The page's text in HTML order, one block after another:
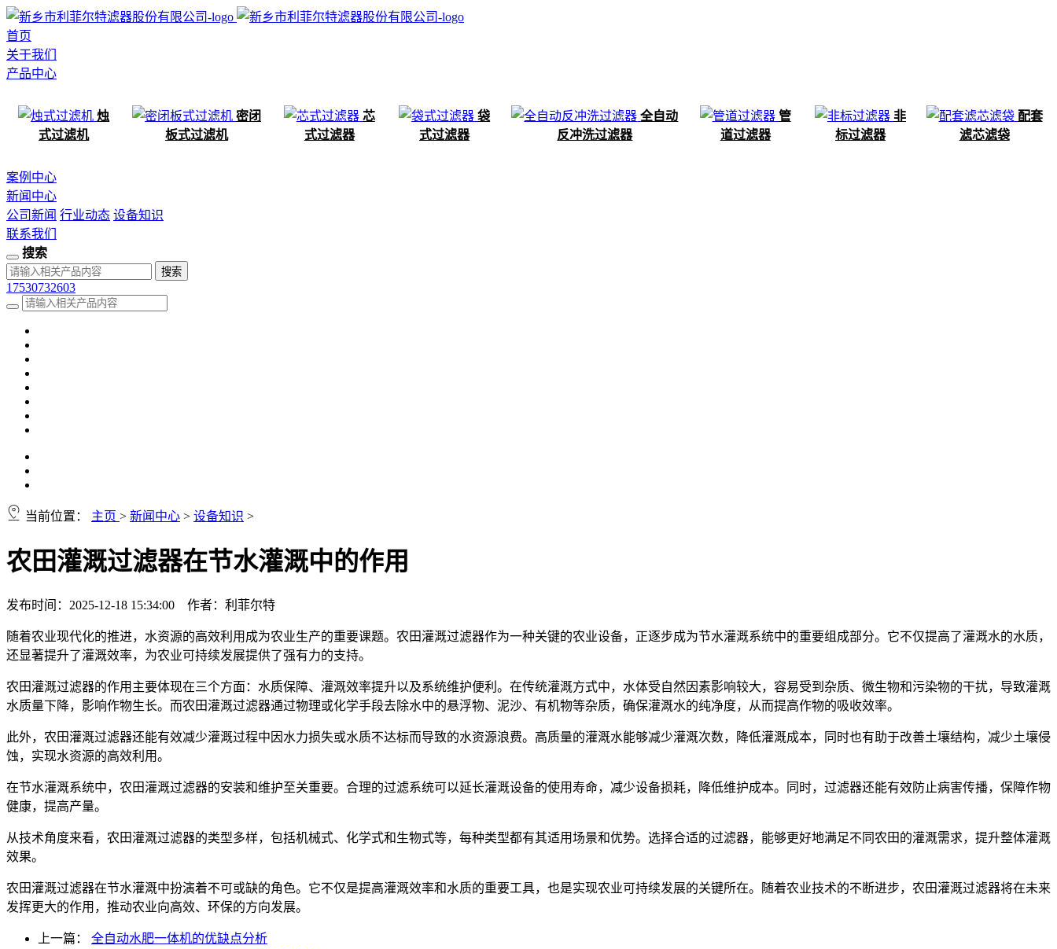
首页
关于我们
产品中心
烛
式过滤机
密闭
板式过滤机
芯
式过滤器
袋
式过滤器
全自动
反冲洗过滤器
管
道过滤器
非
标过滤器
配套
滤芯滤袋
案例中心
新闻中心
公司新闻 行业动态 设备知识
联系我们
搜索
17530732603
当前位置： 主页 > 新闻中心 > 设备知识 >
农田灌溉过滤器在节水灌溉中的作用
发布时间：2025-12-18 15:34:00 作者：利菲尔特
随着农业现代化的推进，水资源的高效利用成为农业生产的重要课题。农田灌溉过滤器作为一种关键的农业设备，正逐步成为节水灌溉系统中的重要组成部分。它不仅提高了灌溉水的水质，
还显著提升了灌溉效率，为农业可持续发展提供了强有力的支持。
农田灌溉过滤器的作用主要体现在三个方面：水质保障、灌溉效率提升以及系统维护便利。在传统灌溉方式中，水体受自然因素影响较大，容易受到杂质、微生物和污染物的干扰，导致灌溉
水质量下降，影响作物生长。而农田灌溉过滤器通过物理或化学手段去除水中的悬浮物、泥沙、有机物等杂质，确保灌溉水的纯净度，从而提高作物的吸收效率。
此外，农田灌溉过滤器还能有效减少灌溉过程中因水力损失或水质不达标而导致的水资源浪费。高质量的灌溉水能够减少灌溉次数，降低灌溉成本，同时也有助于改善土壤结构，减少土壤侵
蚀，实现水资源的高效利用。
在节水灌溉系统中，农田灌溉过滤器的安装和维护至关重要。合理的过滤系统可以延长灌溉设备的使用寿命，减少设备损耗，降低维护成本。同时，过滤器还能有效防止病害传播，保障作物
健康，提高产量。
从技术角度来看，农田灌溉过滤器的类型多样，包括机械式、化学式和生物式等，每种类型都有其适用场景和优势。选择合适的过滤器，能够更好地满足不同农田的灌溉需求，提升整体灌溉
效果。
农田灌溉过滤器在节水灌溉中扮演着不可或缺的角色。它不仅是提高灌溉效率和水质的重要工具，也是实现农业可持续发展的关键所在。随着农业技术的不断进步，农田灌溉过滤器将在未来
发挥更大的作用，推动农业向高效、环保的方向发展。
上一篇： 全自动水肥一体机的优缺点分析